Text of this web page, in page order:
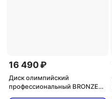
16 490 ₽
Диск олимпийский
профессиональный BRONZE